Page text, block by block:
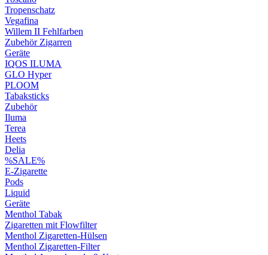
Tropenschatz
Vegafina
Willem II Fehlfarben
Zubehör Zigarren
Geräte
IQOS ILUMA
GLO Hyper
PLOOM
Tabaksticks
Zubehör
Iluma
Terea
Heets
Delia
%SALE%
E-Zigarette
Pods
Liquid
Geräte
Menthol Tabak
Zigaretten mit Flowfilter
Menthol Zigaretten-Hülsen
Menthol Zigaretten-Filter